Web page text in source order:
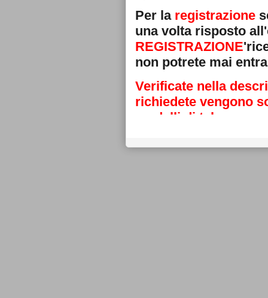
Per la registrazione
una volta risposto
REGISTRAZIONE
non potrete mai
Verificate nella
richiedete vengono
modelli di